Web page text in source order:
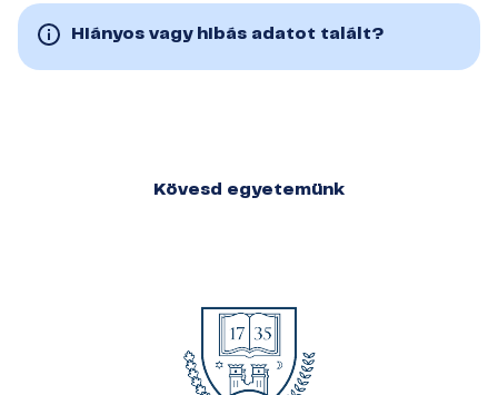
Hiányos vagy hibás adatot talált?
Kövesd egyetemünk